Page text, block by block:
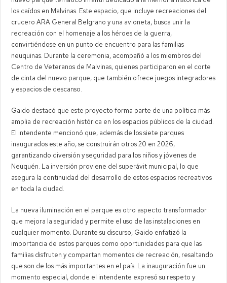
los caídos en Malvinas. Este espacio, que incluye recreaciones del
crucero ARA General Belgrano y una avioneta, busca unir la
recreación con el homenaje a los héroes de la guerra,
convirtiéndose en un punto de encuentro para las familias
neuquinas. Durante la ceremonia, acompañó a los miembros del
Centro de Veteranos de Malvinas, quienes participaron en el corte
de cinta del nuevo parque, que también ofrece juegos integradores
y espacios de descanso.
Gaido destacó que este proyecto forma parte de una política más
amplia de recreación histórica en los espacios públicos de la ciudad.
El intendente mencionó que, además de los siete parques
inaugurados este año, se construirán otros 20 en 2026,
garantizando diversión y seguridad para los niños y jóvenes de
Neuquén. La inversión proviene del superávit municipal, lo que
asegura la continuidad del desarrollo de estos espacios recreativos
en toda la ciudad.
La nueva iluminación en el parque es otro aspecto transformador
que mejora la seguridad y permite el uso de las instalaciones en
cualquier momento. Durante su discurso, Gaido enfatizó la
importancia de estos parques como oportunidades para que las
familias disfruten y compartan momentos de recreación, resaltando
que son de los más importantes en el país. La inauguración fue un
momento especial, donde el intendente expresó su respeto y